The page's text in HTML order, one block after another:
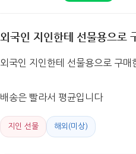
외국인 지인한테 선물용으로
외국인 지인한테 선물용으로 구매
배송은 빨라서 평균입니다
지인 선물 해외(미상)